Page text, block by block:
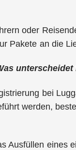
oder
Pakete an die
bei
werden,
Ausfüllen eines